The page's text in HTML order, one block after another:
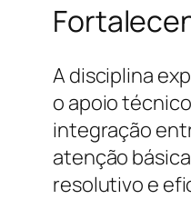
A disciplina
o apoio
integração
atenção
resolutivo e